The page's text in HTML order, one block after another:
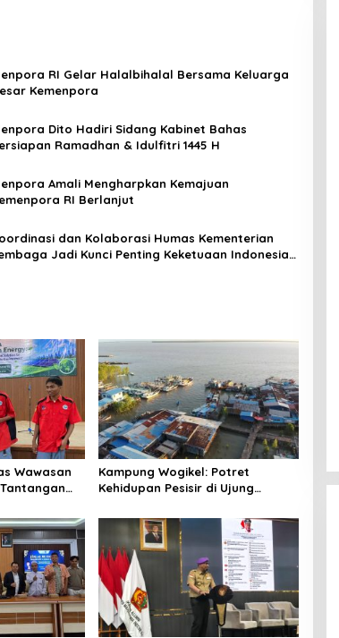
RI Gelar Halalbihalal Bersama Keluarga
Kemenpora
Dito Hadiri Sidang Kabinet Bahas
Ramadhan & Idulfitri 1445 H
Amali Mengharpkan Kemajuan
RI Berlanjut
dan Kolaborasi Humas Kementerian
Jadi Kunci Penting Keketuaan Indonesia
Wawasan
Kampung Wogikel: Potret
Kehidupan Pesisir di Ujung
Tengah Keterbatasan